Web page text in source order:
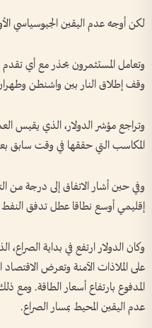
لكن أوجه عدم اليقين الجيوسياسي
وتعامل المستثمرون بحذر مع أي تقدم
وقف إطلاق النار بين واشنطن
وتراجع مؤشر الدولار، الذي يقيس
المكاسب التي حققها في وقت سابق
وفي ⁠حين أشار الاتفاق إلى درجة من
إقليمي أوسع نطاقا عطل تدفق
‌على الملاذات الآمنة وتعرض
المدفوع بارتفاع أسعار الطاقة.
عدم اليقين ‌المحيط بمسار الصراع.